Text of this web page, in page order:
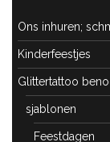
Ons inhuren;
Kinderfeestjes
Glittertattoo
sjablonen
Feestdagen